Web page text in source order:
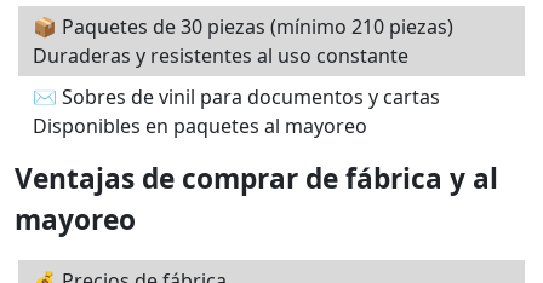
📦 Paquetes de 30 piezas (mínimo 210 piezas)
Duraderas y resistentes al uso constante
✉️ Sobres de vinil para documentos y cartas
Disponibles en paquetes al mayoreo
Ventajas de comprar de fábrica y al
mayoreo